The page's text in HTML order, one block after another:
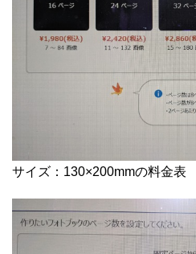
サイズ：130×200mmの料金表